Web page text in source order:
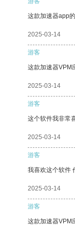
这款加速器app
2025-03-14
游客
这款加速器VPM
2025-03-14
游客
这个软件我非常
2025-03-14
游客
我喜欢这个软件
2025-03-14
游客
这款加速器VPM